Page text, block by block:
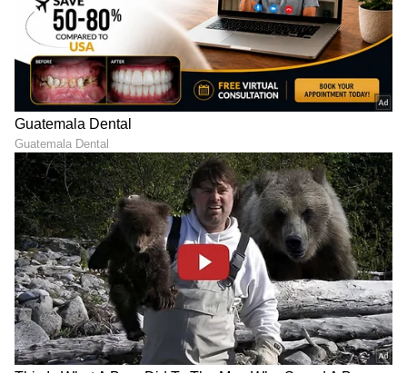
Google ಸರ್ಚ್ ಮಾಡುತ್ತಾರೆ. ಗರ್ಭಧಾರಣೆಯ
ನಿಯಮಗಳು, ತಾಯಿಯಾಗಲು ಸರಿಯಾದ ವಯಸ್ಸು ಮತ್ತು
ಗರ್ಭಧರಿಸುವ ಮೊದಲು ತೆಗೆದುಕೊಳ್ಳಬೇಕಾದ ಅಗತ್ಯ
ಮುನ್ನೆಚ್ಚರಿಕೆಗಳ ಬಗ್ಗೆ ಆನ್‌ಲೈನ್‌ನಲ್ಲಿ ಓದುವ ಮೂಲಕ
ಅವರು ತಮ್ಮನ್ನು ತಾವು ಸಿದ್ಧಪಡಿಸಿಕೊಳ್ಳುತ್ತಾರೆ.